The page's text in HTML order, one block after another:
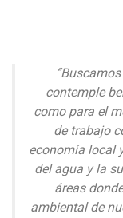
contemple
como para el
de trabajo
economía local
del agua y la
áreas
ambiental de